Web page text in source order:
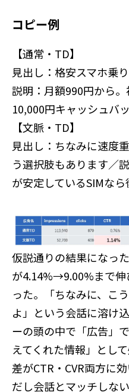
コピー例
【通常・TD】
見出し：格安スマホ乗
説明：月額990円から
10,000円キャッシュバッ
【文脈・TD】
見出し：ちなみに速
う選択肢もあります／
が安定しているSIMなら
仮説通りの結果になっ
が4.14%→9.00%まで伸
った。「ちなみに、こ
よ」という会話に溶け
ーの頭の中で「広告」
えてくれた情報」とし
差がCTR・CVR両方に
だし会話とマッチしな